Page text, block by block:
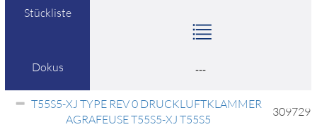
Stückliste
Dokus ---
T55S5-XJ TYPE REV 0 DRUCKLUFTKLAMMER
AGRAFEUSE T55S5-XJ T55S5
309729